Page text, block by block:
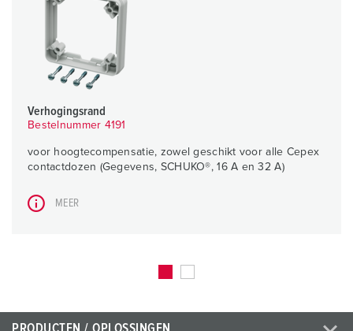
Verhogingsrand
Bestelnummer 4191
voor hoogtecompensatie, zowel geschikt voor alle Cepex
contactdozen (Gegevens, SCHUKO®, 16 A en 32 A)
MEER